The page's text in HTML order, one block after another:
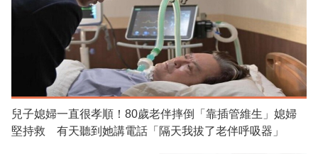
兒子媳婦一直很孝順！80歲老伴摔倒「靠插管維生」媳婦
堅持救 有天聽到她講電話「隔天我拔了老伴呼吸器」